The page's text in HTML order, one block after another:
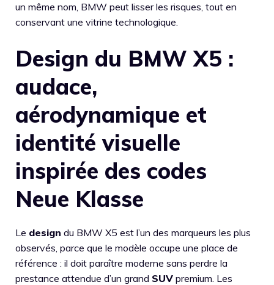
un même nom, BMW peut lisser les risques, tout en
conservant une vitrine technologique.
Design du BMW X5 :
audace,
aérodynamique et
identité visuelle
inspirée des codes
Neue Klasse
Le design du BMW X5 est l’un des marqueurs les plus
observés, parce que le modèle occupe une place de
référence : il doit paraître moderne sans perdre la
prestance attendue d’un grand SUV premium. Les